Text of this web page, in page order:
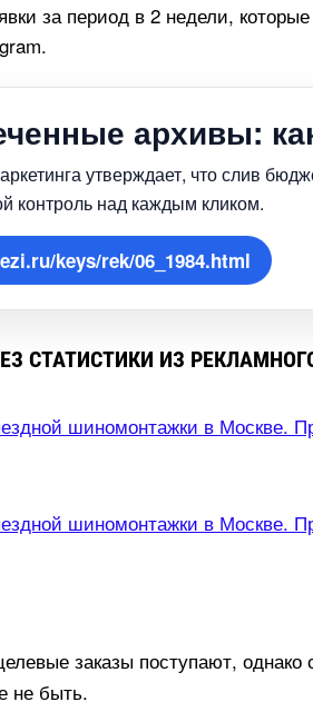
за период в 2 недели,
архивы:
утверждает, что слив
контроль над каждым кликом.
keys/rek/06_1984.html
СТАТИСТИКИ ИЗ
заказы поступают,
не быть.